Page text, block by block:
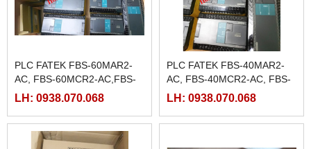
PLC FATEK FBS-60MAR2-
AC, FBS-60MCR2-AC,FBS-
60MAT2-AC, FBS-60MCT2-
LH: 0938.070.068
PLC FATEK FBS-40MAR2-
AC, FBS-40MCR2-AC, FBS-
40MCRT-AC, FBS-40MART-
LH: 0938.070.068